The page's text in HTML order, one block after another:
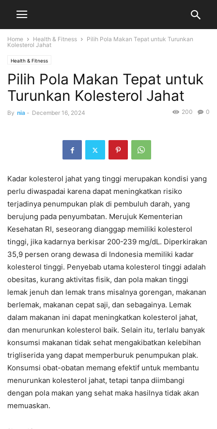
Home Health & Fitness
Pilih Pola Makan Tepat untuk Turunkan
Kolesterol Jahat
Health & Fitness
Pilih Pola Makan Tepat untuk
Turunkan Kolesterol Jahat
By nia - December 16, 2024 0
200
Kadar kolesterol jahat yang tinggi merupakan kondisi yang
perlu diwaspadai karena dapat meningkatkan risiko
terjadinya penumpukan plak di pembuluh darah, yang
berujung pada penyumbatan. Merujuk Kementerian
Kesehatan RI, seseorang dianggap memiliki kolesterol
tinggi, jika kadarnya berkisar 200-239 mg/dL. Diperkirakan
35,9 persen orang dewasa di Indonesia memiliki kadar
kolesterol tinggi. Penyebab utama kolesterol tinggi adalah
obesitas, kurang aktivitas fisik, dan pola makan tinggi
lemak jenuh dan lemak trans misalnya gorengan, makanan
berlemak, makanan cepat saji, dan sebagainya. Lemak
dalam makanan ini dapat meningkatkan kolesterol jahat,
dan menurunkan kolesterol baik. Selain itu, terlalu banyak
konsumsi makanan tidak sehat mengakibatkan kelebihan
trigliserida yang dapat memperburuk penumpukan plak.
Konsumsi obat-obatan memang efektif untuk membantu
menurunkan kolesterol jahat, tetapi tanpa diimbangi
dengan pola makan yang sehat maka hasilnya tidak akan
memuaskan.